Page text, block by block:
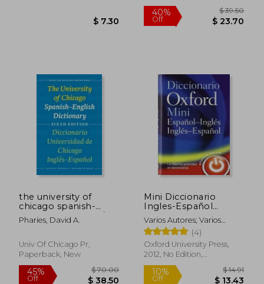
40%
Off
the university of
chicago spanish-
english dictionary /
diccionario
chicago ingles-
espanol
Pharies, David A.
Univ Of Chicago Pr,
Paperback, New
Mini Diccionario
Ingles-Español
Español-Ingles 4
Edicion Revisada
(Minidiccionario
Oxford) (in Spanish)
Varios Autores; Varios
Autores
(4)
Oxford University Press,
2012, No Edition,
Paperback, New